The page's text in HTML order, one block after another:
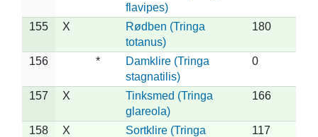
flavipes)
155 X
Rødben (Tringa
totanus)
180
156 *
Damklire (Tringa
stagnatilis)
0
157 X
Tinksmed (Tringa
glareola)
166
158 X
Sortklire (Tringa
117